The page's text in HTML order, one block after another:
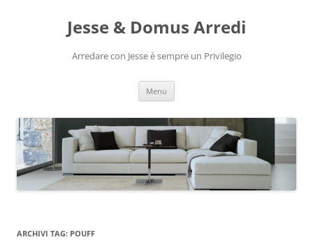
Jesse & Domus Arredi
Arredare con Jesse è sempre un Privilegio
Menu
ARCHIVI TAG: POUFF